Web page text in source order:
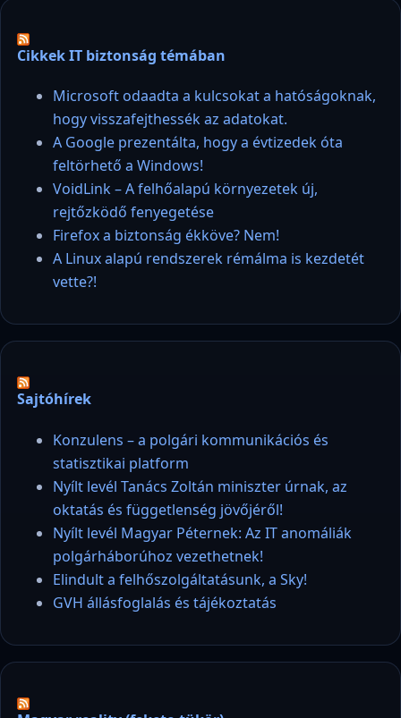
Cikkek IT biztonság témában
Microsoft odaadta a kulcsokat a hatóságoknak,
hogy visszafejthessék az adatokat.
A Google prezentálta, hogy a évtizedek óta
feltörhető a Windows!
VoidLink – A felhőalapú környezetek új,
rejtőzködő fenyegetése
Firefox a biztonság ékköve? Nem!
A Linux alapú rendszerek rémálma is kezdetét
vette?!
Sajtóhírek
Konzulens – a polgári kommunikációs és
statisztikai platform
Nyílt levél Tanács Zoltán miniszter úrnak, az
oktatás és függetlenség jövőjéről!
Nyílt levél Magyar Péternek: Az IT anomáliák
polgárháborúhoz vezethetnek!
Elindult a felhőszolgáltatásunk, a Sky!
GVH állásfoglalás és tájékoztatás